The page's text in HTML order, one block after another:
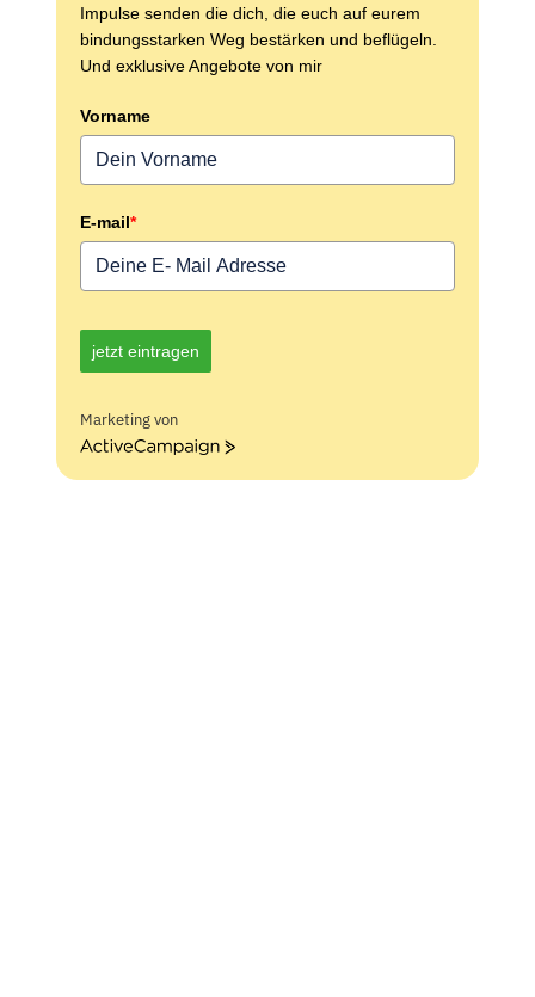
Impulse senden die dich, die euch auf eurem
bindungsstarken Weg bestärken und beflügeln.
Und exklusive Angebote von mir
Vorname
E-mail*
jetzt eintragen
Marketing von
ActiveCampaign